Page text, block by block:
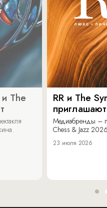
The
RR и The
приглашают
Медиабренды –
Chess & Jazz
23 июля 2026